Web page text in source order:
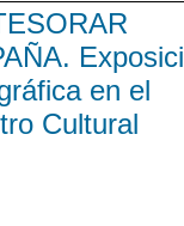
en el
Cultural